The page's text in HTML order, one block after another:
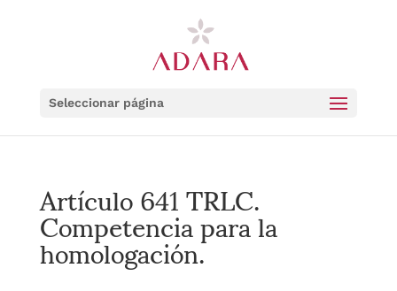
Seleccionar página
Artículo 641 TRLC.
Competencia para la
homologación.